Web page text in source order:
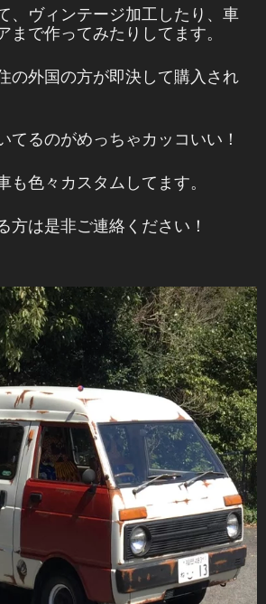
、ヴィンテージ加工したり、車
まで作ってみたりしてます。
の外国の方が即決して購入され
てるのがめっちゃカッコいい！
も色々カスタムしてます。
方は是非ご連絡ください！